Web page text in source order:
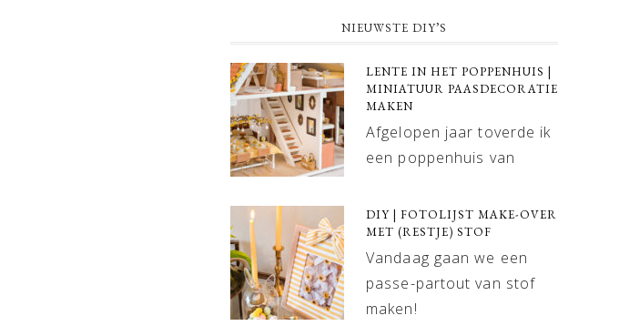
NIEUWSTE DIY’S
LENTE IN HET POPPENHUIS |
MINIATUUR PAASDECORATIE
MAKEN
Afgelopen jaar toverde ik
een poppenhuis van
DIY | FOTOLIJST MAKE-OVER
MET (RESTJE) STOF
Vandaag gaan we een
passe-partout van stof
maken!